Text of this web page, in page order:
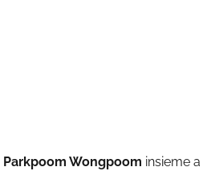
Parkpoom Wongpoom insieme a